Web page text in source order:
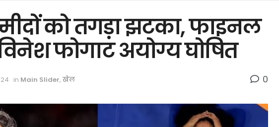
को तगड़ा झटका, फाइनल
फोगाट अयोग्य घोषित
in Main Slider, खेल 0